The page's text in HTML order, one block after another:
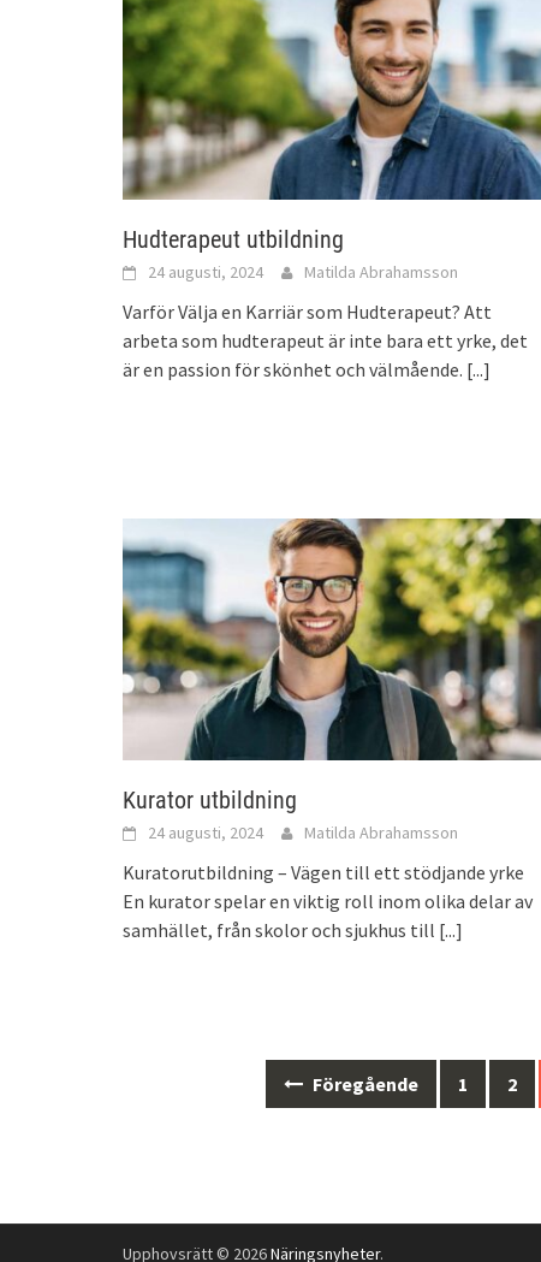
Hudterapeut utbildning
24 augusti, 2024 Matilda Abrahamsson
Varför Välja en Karriär som Hudterapeut? Att
arbeta som hudterapeut är inte bara ett yrke, det
är en passion för skönhet och välmående. [...]
Kurator utbildning
24 augusti, 2024 Matilda Abrahamsson
Kuratorutbildning – Vägen till ett stödjande yrke
En kurator spelar en viktig roll inom olika delar av
samhället, från skolor och sjukhus till [...]
Inläggsnavigering Föregående 1 2
Upphovsrätt © 2026Näringsnyheter.